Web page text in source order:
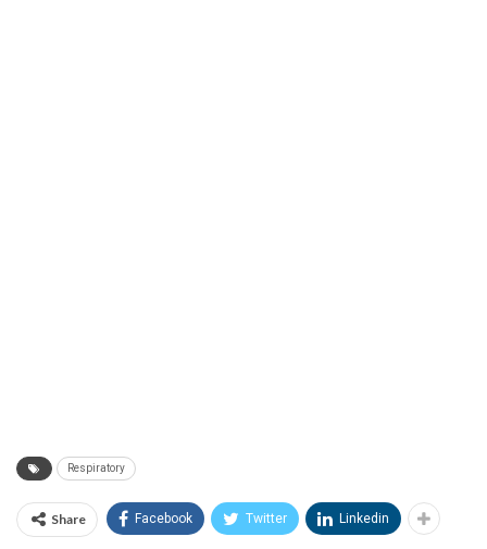
Respiratory
Share Facebook Twitter Linkedin